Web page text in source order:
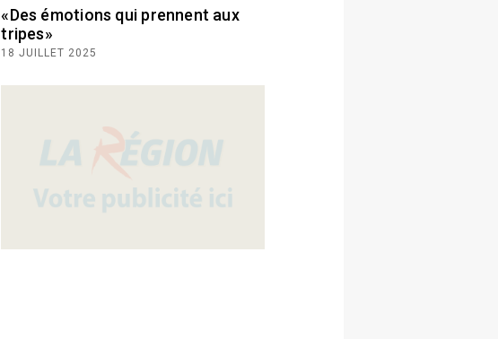
«Des émotions qui prennent aux
tripes»
18 JUILLET 2025